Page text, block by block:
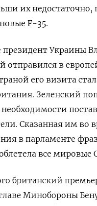
их недостаточно,
F-35.
президент Украины
отправился в
его визита
Зеленский
Сказанная им во
в парламенте
все мировые
британский
Минобороны